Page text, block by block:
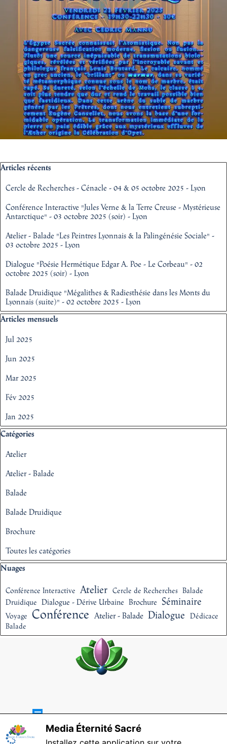
Sauter le bloc Articles récents
Articles récents
Cercle de Recherches - Cénacle - 04 & 05 octobre 2025 - Lyon
Conférence Interactive "Jules Verne & la Terre Creuse - Mystérieuse
Antarctique" - 03 octobre 2025 (soir) - Lyon
Atelier - Balade "Les Peintres Lyonnais & la Palingénésie Sociale" -
03 octobre 2025 - Lyon
Dialogue "Poésie Hermétique Edgar A. Poe - Le Corbeau" - 02
octobre 2025 (soir) - Lyon
Balade Druidique "Mégalithes & Radiesthésie dans les Monts du
Lyonnais (suite)" - 02 octobre 2025 - Lyon
Sauter le bloc Articles mensuels
Articles mensuels
Jul 2025
Jun 2025
Mar 2025
Fév 2025
Jan 2025
Sauter le bloc Catégories
Catégories
Atelier
Atelier - Balade
Balade
Balade Druidique
Brochure
Toutes les catégories
Sauter le bloc Nuages
Nuages
Conférence Interactive Atelier Cercle de Recherches Balade
Druidique Dialogue - Dérive Urbaine Brochure Séminaire
Voyage Conférence Atelier - Balade Dialogue Dédicace
Balade
Sauter le menu
Media Éternité Sacré
X